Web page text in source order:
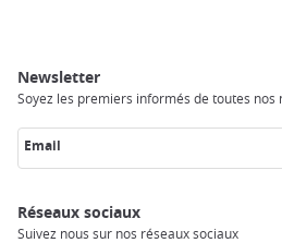
Newsletter
Soyez les premiers informés de toutes
Email
Réseaux sociaux
Suivez nous sur nos réseaux sociaux